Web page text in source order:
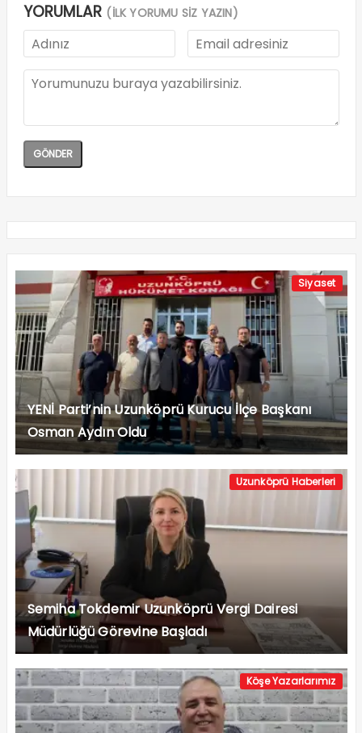
YORUMLAR (İLK YORUMU SİZ YAZIN)
Siyaset
YENİ Parti’nin Uzunköprü Kurucu İlçe Başkanı
Osman Aydın Oldu
Uzunköprü Haberleri
Semiha Tokdemir Uzunköprü Vergi Dairesi
Müdürlüğü Görevine Başladı
Köşe Yazarlarımız